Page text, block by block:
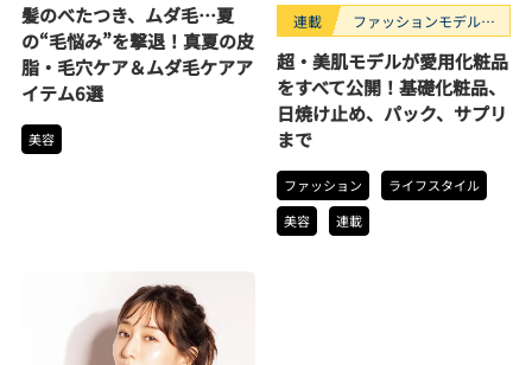
髪のべたつき、ムダ毛…夏
の“毛悩み”を撃退！真夏の皮
脂・毛穴ケア＆ムダ毛ケアア
イテム6選
美容
連載
ファッションモデルの
超・美肌モデルが愛用化粧品
をすべて公開！基礎化粧品、
日焼け止め、パック、サプリ
まで
ファッション
ライフスタイル
美容
連載